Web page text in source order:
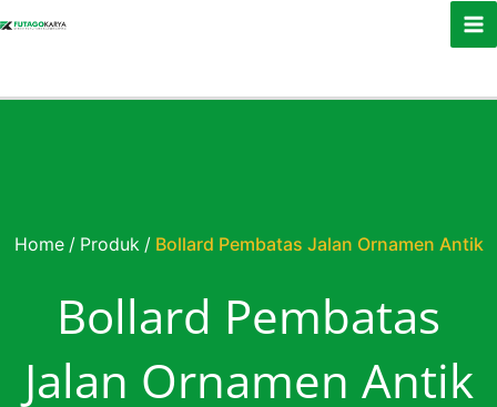
Home / Produk / Bollard Pembatas Jalan Ornamen Antik
Bollard Pembatas
Jalan Ornamen Antik